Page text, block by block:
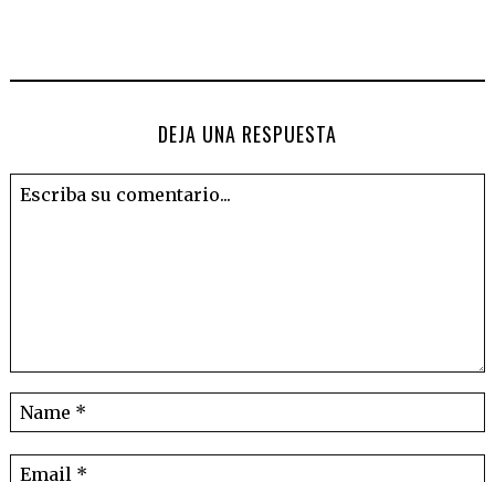
DEJA UNA RESPUESTA